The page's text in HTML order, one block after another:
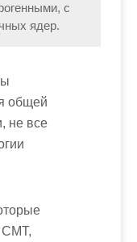
с
ядер.
общей
не все
СМТ,